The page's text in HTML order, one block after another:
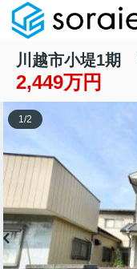
川越市小堤1期
2,449万円
1/2